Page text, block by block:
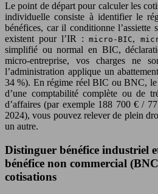
Le point de départ pour calculer les
individuelle consiste à identifier le
bénéfices, car il conditionne l’assiette
existent pour l’IR :micro-BIC,
simplifié ou normal en BIC,
micro-entreprise, vos charges ne
l’administration applique un
34 %). En régime réel BIC ou BNC,
d’une comptabilité complète ou de
d’affaires (par exemple 188 700 € /
2024), vous pouvez relever de plein
un autre.
Distinguer bénéfice industriel
bénéfice non commercial
cotisations